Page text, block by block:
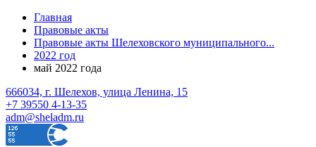
Главная
Правовые акты
Правовые акты Шелеховского муниципального...
2022 год
май 2022 года
666034, г. Шелехов, улица Ленина, 15
+7 39550 4-13-35
adm@sheladm.ru